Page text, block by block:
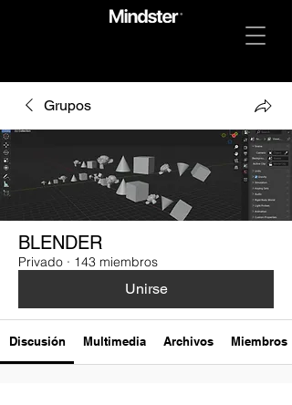
Grupos
BLENDER
Privado · 143 miembros
Unirse
Discusión Multimedia Archivos Miembros